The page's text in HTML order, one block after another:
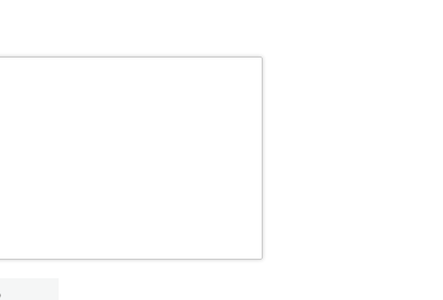
it σε μαύρο χρώμα. Κοντό κολάν